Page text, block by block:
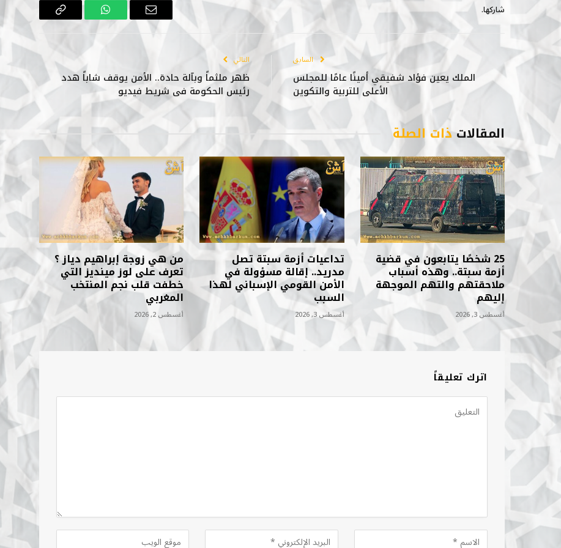
شاركها.
البريد
الإلكتروني
واتساب
Copy
السابق
الملك يعين فؤاد شفيقي أمينًا عامًا للمجلس
الأعلى للتربية والتكوين
التالي
ظهر ملثماً وبآلة حادة.. الأمن يوقف شاباً هدد
رئيس الحكومة في شريط فيديو
المقالاتذات الصلة
25 شخصًا يتابعون في قضية
أزمة سبتة.. وهذه أسباب
ملاحقتهم والتهم الموجهة
إليهم
أغسطس 3, 2026
تداعيات أزمة سبتة تصل
مدريد.. إقالة مسؤولة في
الأمن القومي الإسباني لهذا
السبب
أغسطس 3, 2026
من هي زوجة إبراهيم دياز ؟
تعرف على لوز مينديز التي
خطفت قلب نجم المنتخب
المغربي
أغسطس 2, 2026
اترك تعليقاً